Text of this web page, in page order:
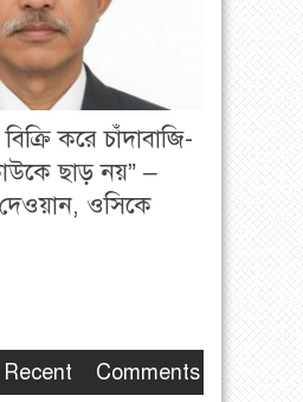
করে চাঁদাবাজি-
ছাড় নয়” –
ওসিকে
Recent
Comments